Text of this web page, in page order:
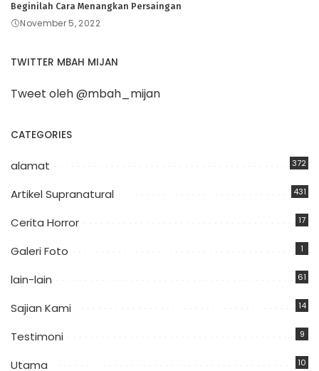
Beginilah Cara Menangkan Persaingan
November 5, 2022
TWITTER MBAH MIJAN
Tweet oleh @mbah_mijan
CATEGORIES
alamat 372
Artikel Supranatural 431
Cerita Horror 17
Galeri Foto 1
lain-lain 61
Sajian Kami 14
Testimoni 9
Utama 10